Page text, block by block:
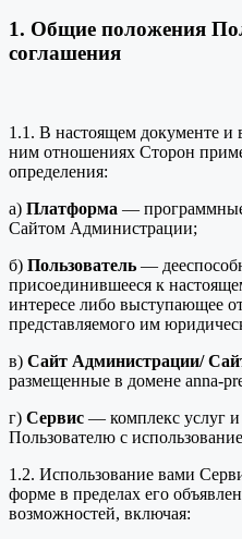
1. Общие положения
соглашения
1.1. В настоящем документе
ним отношениях Сторон
определения:
а) Платформа — программные
Сайтом Администрации;
б) Пользователь —
присоединившееся к
интересе либо выступающее
представляемого им
в) Сайт Администрации/
размещенные в домене anna-
г) Сервис — комплекс услуг и
Пользователю с
1.2. Использование вами
форме в пределах его
возможностей, включая: